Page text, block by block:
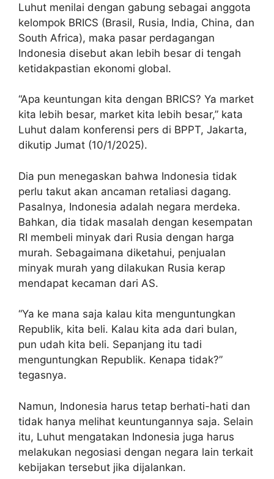
Luhut menilai dengan gabung sebagai anggota
kelompok BRICS (Brasil, Rusia, India, China, dan
South Africa), maka pasar perdagangan
Indonesia disebut akan lebih besar di tengah
ketidakpastian ekonomi global.
“Apa keuntungan kita dengan BRICS? Ya market
kita lebih besar, market kita lebih besar,” kata
Luhut dalam konferensi pers di BPPT, Jakarta,
dikutip Jumat (10/1/2025).
Dia pun menegaskan bahwa Indonesia tidak
perlu takut akan ancaman retaliasi dagang.
Pasalnya, Indonesia adalah negara merdeka.
Bahkan, dia tidak masalah dengan kesempatan
RI membeli minyak dari Rusia dengan harga
murah. Sebagaimana diketahui, penjualan
minyak murah yang dilakukan Rusia kerap
mendapat kecaman dari AS.
“Ya ke mana saja kalau kita menguntungkan
Republik, kita beli. Kalau kita ada dari bulan,
pun udah kita beli. Sepanjang itu tadi
menguntungkan Republik. Kenapa tidak?”
tegasnya.
Namun, Indonesia harus tetap berhati-hati dan
tidak hanya melihat keuntungannya saja. Selain
itu, Luhut mengatakan Indonesia juga harus
melakukan negosiasi dengan negara lain terkait
kebijakan tersebut jika dijalankan.